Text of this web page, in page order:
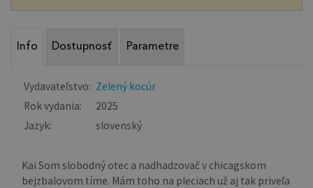
Info Dostupnosť Parametre
Vydavateľstvo: Zelený kocúr
Rok vydania:
2025
Jazyk:
slovenský
Kai Som slobodný otec a nadhadzovač v chicagskom
bejzbalovom tíme. Mám toho na pleciach už aj tak priveľa